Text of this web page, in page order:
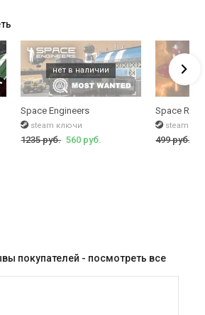
Space Engineers
steam ключи
1235 руб. 560 руб.
Space
steam
499 руб.
покупателей - посмотреть все